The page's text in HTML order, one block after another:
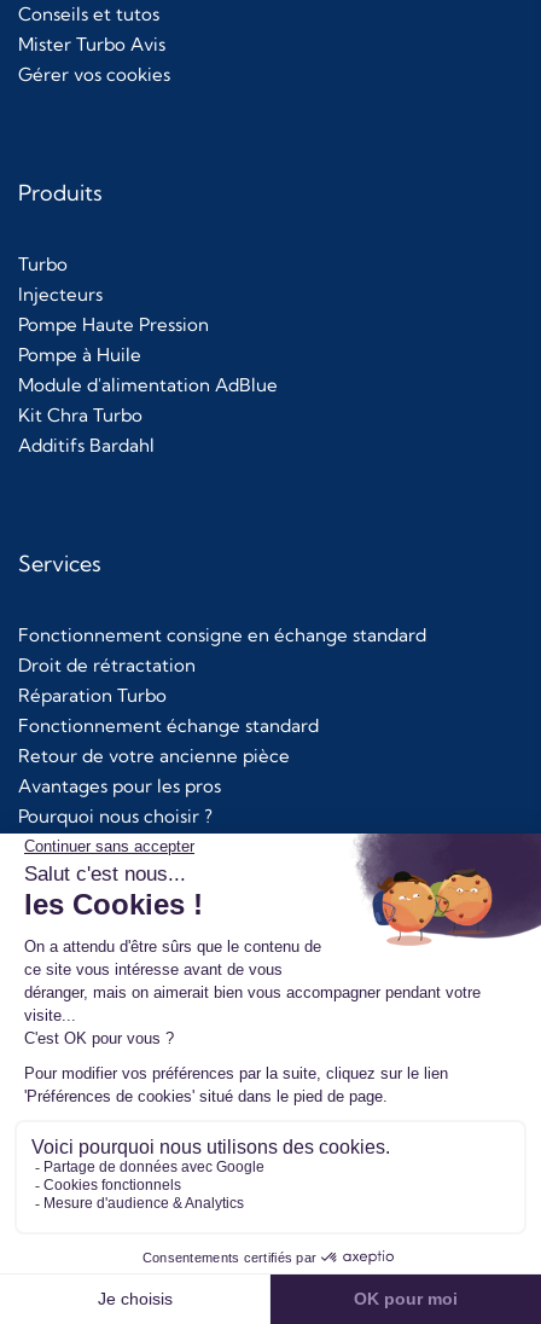
Conseils et tutos
Mister Turbo Avis
Gérer vos cookies
Produits
Turbo
Injecteurs
Pompe Haute Pression
Pompe à Huile
Module d'alimentation AdBlue
Kit Chra Turbo
Additifs Bardahl
Services
Fonctionnement consigne en échange standard
Droit de rétractation
Réparation Turbo
Fonctionnement échange standard
Retour de votre ancienne pièce
Avantages pour les pros
Pourquoi nous choisir ?
Top Références
Turbos d'occasion
Codes Erreurs
6409 avis publiés
4,4/5